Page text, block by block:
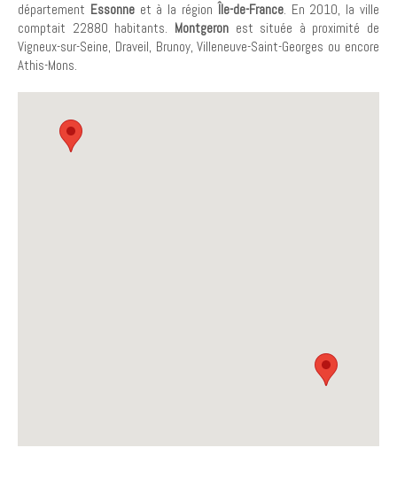
département Essonneet à la régionÎle-de-France. En 2010, la ville
comptait 22880 habitants. Montgeronest située à proximité de
Vigneux-sur-Seine, Draveil, Brunoy, Villeneuve-Saint-Georges ou encore
Athis-Mons.